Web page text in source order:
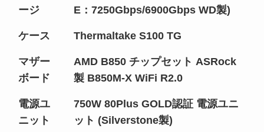
ージ
E：7250Gbps/6900Gbps WD製)
ケース Thermaltake S100 TG
マザー
ボード
AMD B850 チップセット ASRock
製 B850M-X WiFi R2.0
電源ユ
ニット
750W 80Plus GOLD認証 電源ユニ
ット (Silverstone製)